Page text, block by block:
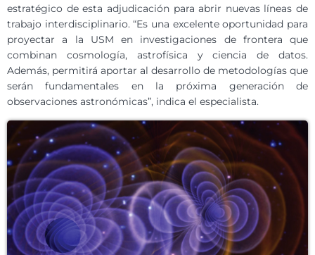
estratégico de esta adjudicación para abrir nuevas líneas de
trabajo interdisciplinario. “Es una excelente oportunidad para
proyectar a la USM en investigaciones de frontera que
combinan cosmología, astrofísica y ciencia de datos.
Además, permitirá aportar al desarrollo de metodologías que
serán fundamentales en la próxima generación de
observaciones astronómicas”, indica el especialista.